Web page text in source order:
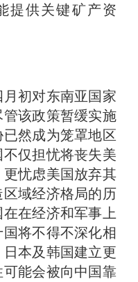
提供关键矿产资
初对东南亚国家
该政策暂缓实施
然成为笼罩地区
仅担忧将丧失美
忧虑美国放弃其
域经济格局的历
在经济和军事上
将不得不深化相
本及韩国建立更
能会被向中国靠